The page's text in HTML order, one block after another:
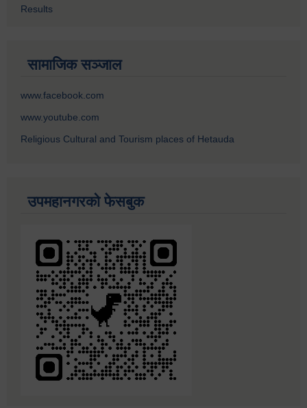
Results
सामाजिक सञ्जाल
www.facebook.com
www.youtube.com
Religious Cultural and Tourism places of Hetauda
उपमहानगरको फेसबुक